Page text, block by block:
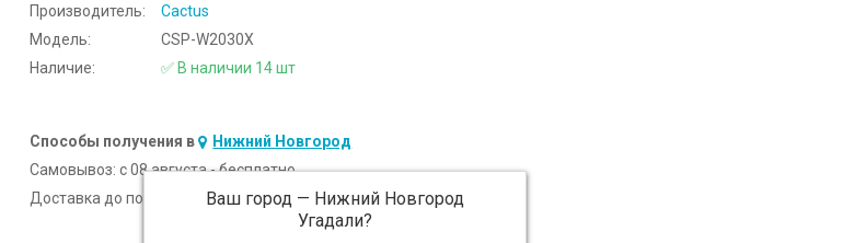
Производитель:
Cactus
Модель:
CSP-W2030X
Наличие:
✅ В наличии 14 шт
Способы получения в Нижний Новгород
Ваш город — Нижний Новгород
Угадали?
Самовывоз: c 08 августа - бесплатно
Доставка до подъезда:
c 08 августа - 300 ₽ (от 5 000 ₽ бесплатно)